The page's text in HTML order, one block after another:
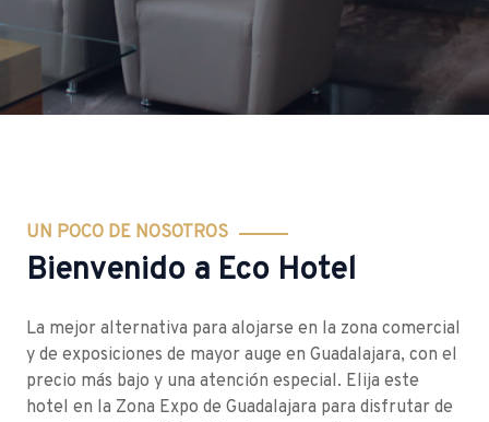
UN POCO DE NOSOTROS
Bienvenido a Eco Hotel
La mejor alternativa para alojarse en la zona comercial
y de exposiciones de mayor auge en Guadalajara, con el
precio más bajo y una atención especial. Elija este
hotel en la Zona Expo de Guadalajara para disfrutar de